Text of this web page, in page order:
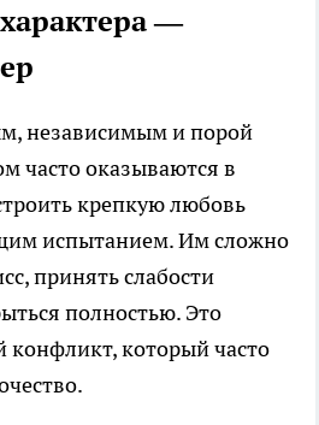
—
независимым и порой
часто оказываются в
крепкую любовь
испытанием. Им сложно
принять слабости
полностью. Это
конфликт, который часто